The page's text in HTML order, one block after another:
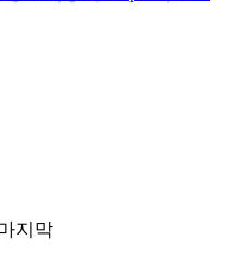
지막